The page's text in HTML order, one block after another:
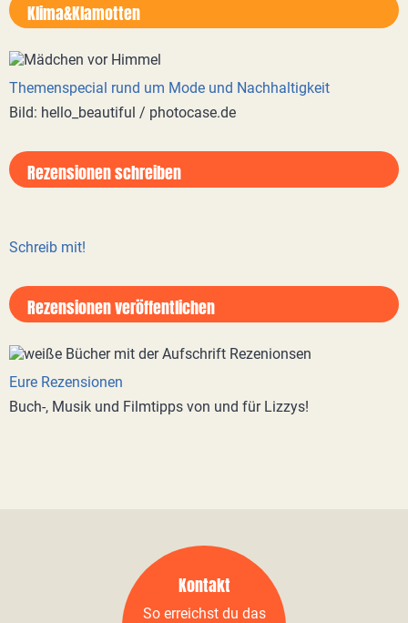
Klima&Klamotten
Themenspecial rund um Mode und Nachhaltigkeit
Bild: hello_beautiful / photocase.de
Rezensionen schreiben
Schreib mit!
Rezensionen veröffentlichen
Eure Rezensionen
Buch-, Musik und Filmtipps von und für Lizzys!
Kontakt
So erreichst du das